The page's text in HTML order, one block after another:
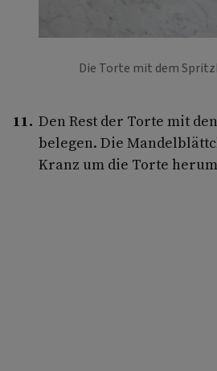
Die Torte mit dem
Den Rest der Torte mit
belegen. Die
Kranz um die Torte